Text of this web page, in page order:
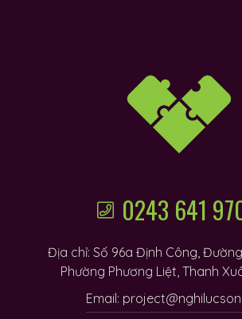
0243 641
Địa chỉ: Số 96a Định Công,
Phường Phương Liệt, Thanh
Email: